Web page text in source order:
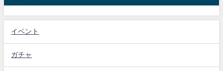
イベント
ガチャ